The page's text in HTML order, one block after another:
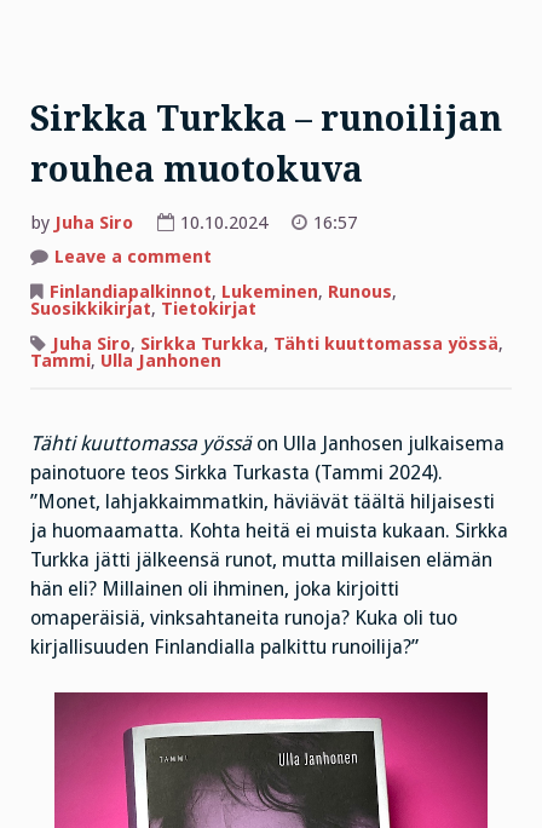
Sirkka Turkka – runoilijan
rouhea muotokuva
by Juha Siro 10.10.2024
16:57
Leave a comment
Turkka
–
runoilijan
rouhea
muotokuva
Finlandiapalkinnot, Lukeminen, Runous,
Suosikkikirjat, Tietokirjat
Juha Siro, Sirkka Turkka, Tähti kuuttomassa yössä,
Tammi, Ulla Janhonen
Tähti kuuttomassa yössäon Ulla Janhosen julkaisema
painotuore teos Sirkka Turkasta (Tammi 2024).
”Monet, lahjakkaimmatkin, häviävät täältä hiljaisesti
ja huomaamatta. Kohta heitä ei muista kukaan. Sirkka
Turkka jätti jälkeensä runot, mutta millaisen elämän
hän eli? Millainen oli ihminen, joka kirjoitti
omaperäisiä, vinksahtaneita runoja? Kuka oli tuo
kirjallisuuden Finlandialla palkittu runoilija?”